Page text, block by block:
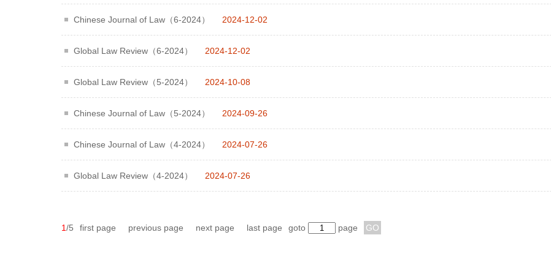
Chinese Journal of Law（6-2024） 2024-12-02
Global Law Review（6-2024） 2024-12-02
Global Law Review（5-2024） 2024-10-08
Chinese Journal of Law（5-2024） 2024-09-26
Chinese Journal of Law（4-2024） 2024-07-26
Global Law Review（4-2024） 2024-07-26
1/5 first page previous page next page last page goto page GO